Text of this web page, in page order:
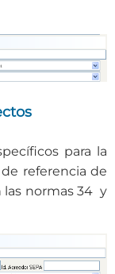
para la
de referencia de
las normas 34 y